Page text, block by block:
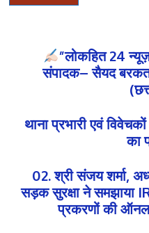
”लोकहित 24
संपादक– सैयद बरकत
थाना प्रभारी एवं
का
02. श्री संजय शर्मा,
सड़क सुरक्षा ने समझाया
प्रकरणों की